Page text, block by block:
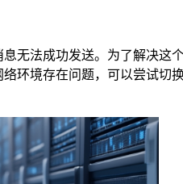
无法成功发送。为了解决这
环境存在问题，可以尝试切